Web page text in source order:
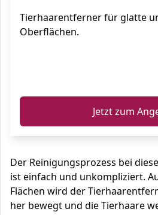
Tierhaarentferner für glatte
Oberflächen.
Jetzt zum
Der Reinigungsprozess bei
ist einfach und unkompliziert.
Flächen wird der
her bewegt und die Tierhaare